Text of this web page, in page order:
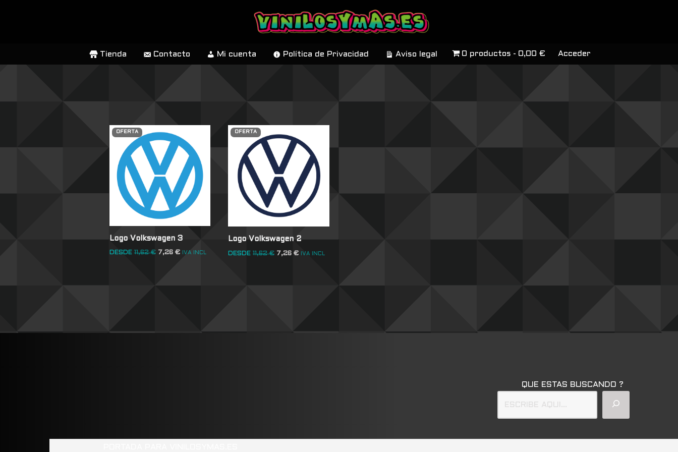
Tienda Contacto Mi cuenta Política de Privacidad Aviso legal 0 productos 0,00 € Acceder
OFERTA
Logo Volkswagen 3
DESDE 11,62€ 7,26 € IVA INCL
OFERTA
Logo Volkswagen 2
DESDE 11,62€ 7,26€ IVA INCL
QUE ESTAS BUSCANDO ?